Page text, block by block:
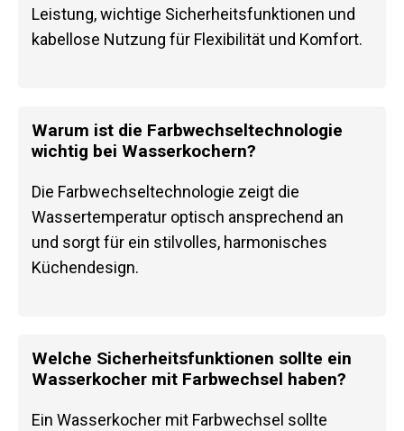
Leistung, wichtige Sicherheitsfunktionen und
kabellose Nutzung für Flexibilität und Komfort.
Warum ist die Farbwechseltechnologie
wichtig bei Wasserkochern?
Die Farbwechseltechnologie zeigt die
Wassertemperatur optisch ansprechend an
und sorgt für ein stilvolles, harmonisches
Küchendesign.
Welche Sicherheitsfunktionen sollte ein
Wasserkocher mit Farbwechsel haben?
Ein Wasserkocher mit Farbwechsel sollte